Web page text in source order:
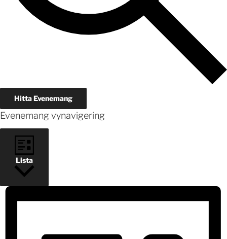
Hitta Evenemang
Evenemang vynavigering
Lista